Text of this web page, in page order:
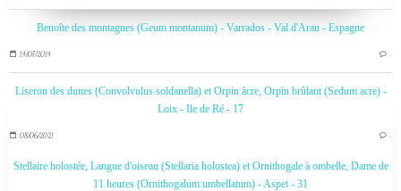
Benoîte des montagnes (Geum montanum) - Varrados - Val d'Aran - Espagne
14/07/2014
Liseron des dunes (Convolvulus soldanella) et Orpin âcre, Orpin brûlant (Sedum acre) -
Loix - Ile de Ré - 17
08/06/2021
Stellaire holostée, Langue d'oiseau (Stellaria holostea) et Ornithogale à ombelle, Dame de
11 heures (Ornithogalum umbellatum) - Aspet - 31